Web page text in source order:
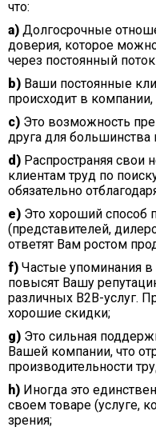
что:
a) Долгосрочные
доверия, которое
через постоянный
b) Ваши постоянные
происходит в
c) Это возможность
друга для большинства
d) Распространяя свои
клиентам труд по
обязательно
e) Это хороший способ
(представителей,
ответят Вам ростом
f) Частые упоминания
повысят Вашу
различных В2В-услуг.
хорошие скидки;
g) Это сильная
Вашей компании, что
производительности
h) Иногда это
своем товаре (услуге,
зрения;